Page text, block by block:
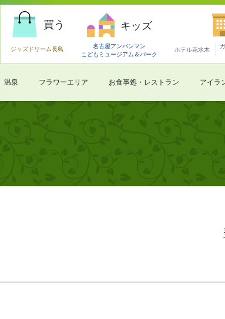
買う
ジャズドリーム長島
キッズ
名古屋アンパンマン
こどもミュージアム ＆パーク
ホテル花水木
温泉 フラワーエリア お食事処・レストラン アイラ